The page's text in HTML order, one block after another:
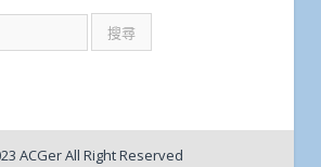
ACGer All Right Reserved